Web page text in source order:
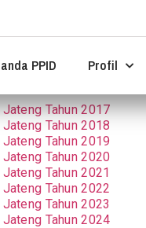
PPID Profil
Tahun 2017
Tahun 2018
Tahun 2019
Tahun 2020
Tahun 2021
Tahun 2022
Tahun 2023
Tahun 2024